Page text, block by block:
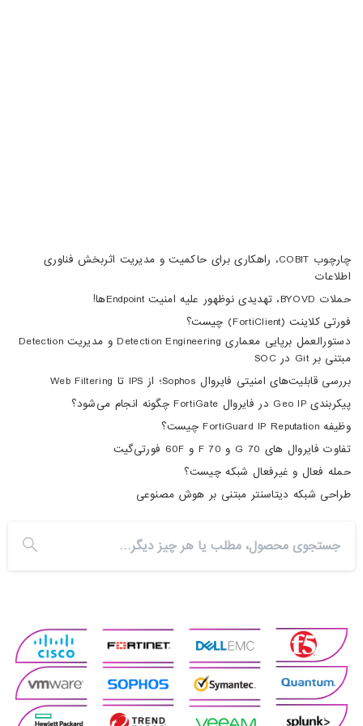
چارچوب COBIT، راهکاری برای حاکمیت و مدیریت اثربخش فناوری
اطلاعات
حملات BYOVD، تهدیدی نوظهور علیه امنیت Endpointها!
فورتی کلاینت (FortiClient) چیست؟
دستورالعمل برپایی معماری Detection Engineering و مدیریت Detection
مبتنی بر Git در SOC
بررسی قابلیت‌های امنیتی فایروال Sophos؛ از IPS تا Web Filtering
پیکربندی Geo IP در فایروال FortiGate چگونه انجام می‌شود؟
وظیفه FortiGuard IP Reputation چیست؟
تفاوت فایروال های 70 G و 70 F و 60F فورتی‌گیت
حمله فعال و غیرفعال شبکه چیست؟
طراحی شبکه دیتاسنتر مبتنی بر هوش مصنوعی